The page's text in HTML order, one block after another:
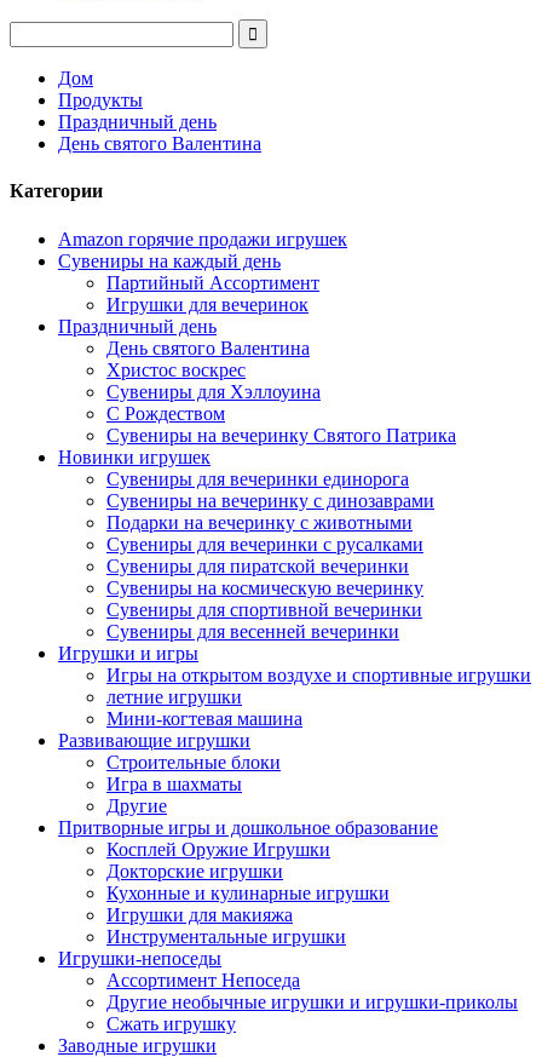
Дом
Продукты
Праздничный день
День святого Валентина
Категории
Amazon горячие продажи игрушек
Сувениры на каждый день
Партийный Ассортимент
Игрушки для вечеринок
Праздничный день
День святого Валентина
Христос воскрес
Сувениры для Хэллоуина
С Рождеством
Сувениры на вечеринку Святого Патрика
Новинки игрушек
Сувениры для вечеринки единорога
Сувениры на вечеринку с динозаврами
Подарки на вечеринку с животными
Сувениры для вечеринки с русалками
Сувениры для пиратской вечеринки
Сувениры на космическую вечеринку
Сувениры для спортивной вечеринки
Сувениры для весенней вечеринки
Игрушки и игры
Игры на открытом воздухе и спортивные игрушки
летние игрушки
Мини-когтевая машина
Развивающие игрушки
Строительные блоки
Игра в шахматы
Другие
Притворные игры и дошкольное образование
Косплей Оружие Игрушки
Докторские игрушки
Кухонные и кулинарные игрушки
Игрушки для макияжа
Инструментальные игрушки
Игрушки-непоседы
Ассортимент Непоседа
Другие необычные игрушки и игрушки-приколы
Сжать игрушку
Заводные игрушки